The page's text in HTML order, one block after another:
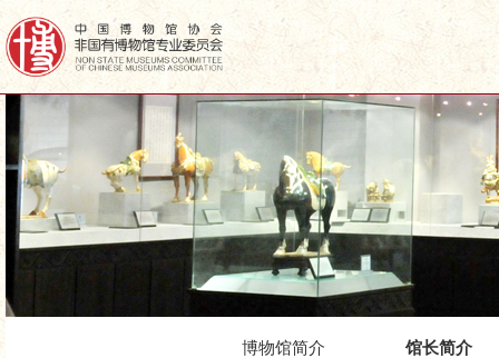
博物馆简介 馆长简介